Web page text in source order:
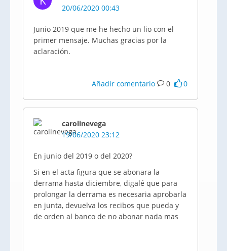
20/06/2020 00:43
Junio 2019 que me he hecho un lio con el
primer mensaje. Muchas gracias por la
aclaración.
Añadir comentario 0 0
carolinevega
19/06/2020 23:12
En junio del 2019 o del 2020?
Si en el acta figura que se abonara la
derrama hasta diciembre, digalé que para
prolongar la derrama es necesaria aprobarla
en junta, devuelva los recibos que pueda y
de orden al banco de no abonar nada mas